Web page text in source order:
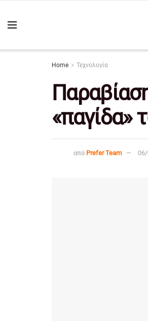
Home Τεχνολογία
«παγίδα»
από Prefer Team